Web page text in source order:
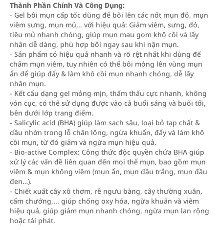
Thành Phần Chính Và Công Dụng:
- Gel bôi mụn cấp tốc dùng để bôi lên các nốt mụn đỏ, mụn
viêm sưng, mụn mủ,.. với hiệu quả: Giảm viêm, sưng, đỏ,
tiêu mủ nhanh chóng, giúp mụn mau gom khô cồi và lấy
nhân dễ dàng, phù hợp bôi ngay sau khi nặn mụn.
- Sản phẩm có hiệu quả nhanh và rõ rệt nhất khi dùng để
chấm mụn viêm, tuy nhiên có thể bôi mỏng lên vùng mụn
ẩn để giúp đẩy & làm khô cồi mụn nhanh chóng, dễ lấy
nhân mụn.
- Kết cấu dạng gel mỏng mịn, thẩm thấu cực nhanh, không
vón cục, có thể sử dụng được vào cả buổi sáng và buổi tối,
bên dưới lớp trang điểm.
- Salicylic acid (BHA) giúp làm sạch sâu, loại bỏ tạp chất &
dầu nhờn trong lỗ chân lông, ngừa khuẩn, đẩy và làm khô
cồi mụn, từ đó giảm và ngừa mụn hiệu quả.
- Bio-active Complex: Công thức độc quyền chứa BHA giúp
xử lý các vấn đề liên quan đến mọi thể mụn, bao gồm mụn
viêm & mụn không viêm (mụn ẩn, mụn đầu trắng, mụn đầu
đen…).
- Chiết xuất cây xô thơm, rễ ngưu bàng, cây thường xuân,
cẩm chướng,... giúp chống oxy hóa, ngừa khuẩn và viêm
hiệu quả, giúp giảm mụn nhanh chóng, ngừa mụn lan rộng
hoặc tái phát.